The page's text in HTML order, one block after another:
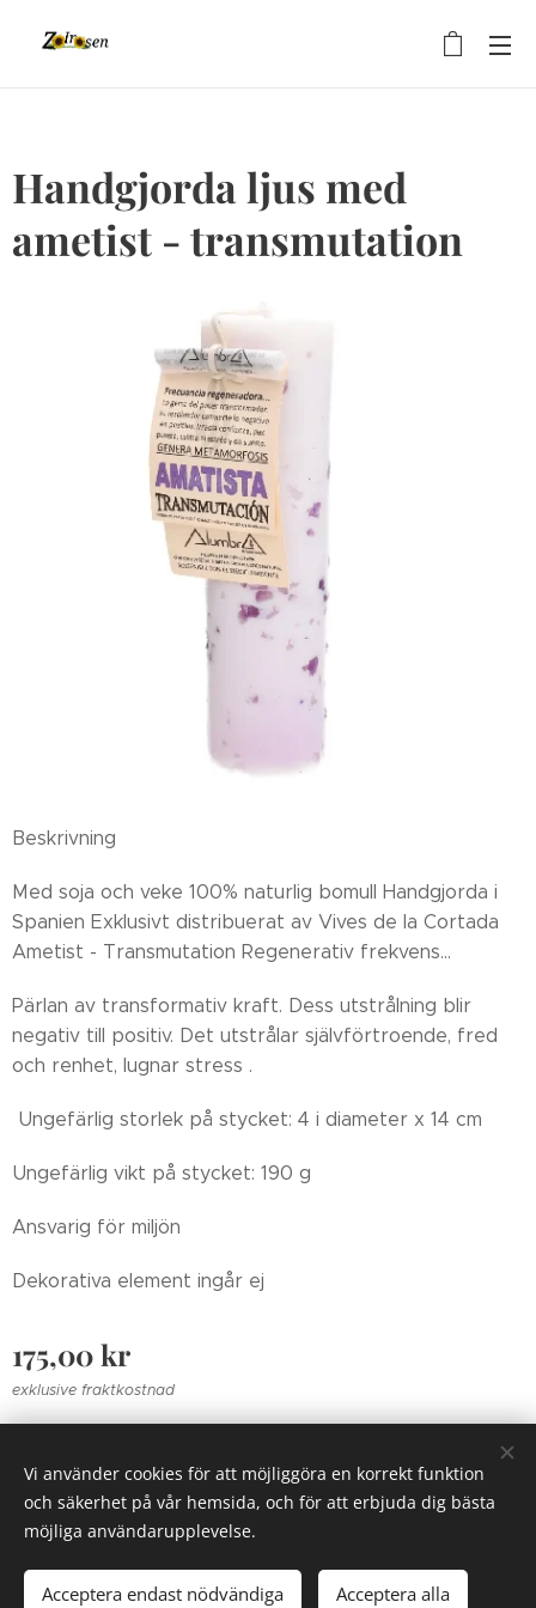
Handgjorda ljus med
ametist - transmutation
Beskrivning
Med soja och veke 100% naturlig bomull Handgjorda i
Spanien Exklusivt distribuerat av Vives de la Cortada
Ametist - Transmutation Regenerativ frekvens...
Pärlan av transformativ kraft. Dess utstrålning blir
negativ till positiv. Det utstrålar självförtroende, fred
och renhet, lugnar stress .
Ungefärlig storlek på stycket: 4 i diameter x 14 cm
Ungefärlig vikt på stycket: 190 g
Ansvarig för miljön
Dekorativa element ingår ej
175,00kr
exklusive fraktkostnad
Lägg i kundvagnen
Zolrosen 2018 Cookies
Vi använder cookies för att möjliggöra en korrekt funktion
och säkerhet på vår hemsida, och för att erbjuda dig bästa
möjliga användarupplevelse.
Acceptera endast nödvändiga Acceptera alla